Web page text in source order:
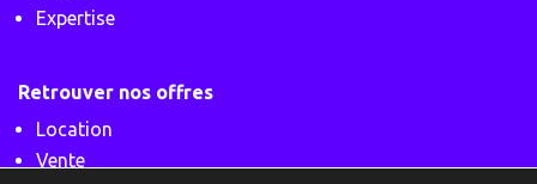
Expertise
Retrouver nos offres
Location
Vente